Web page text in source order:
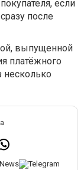
если
после
выпущенной
платёжного
несколько